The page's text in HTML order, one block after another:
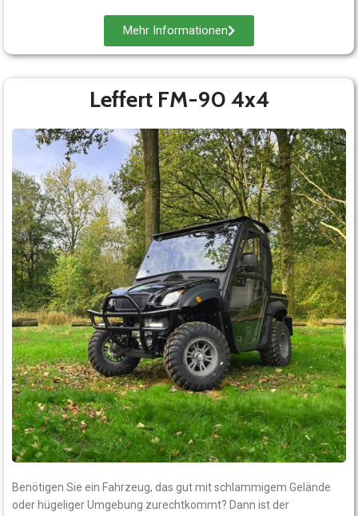
Mehr Informationen
Leffert FM-90 4x4
Benötigen Sie ein Fahrzeug, das gut mit schlammigem Gelände
oder hügeliger Umgebung zurechtkommt? Dann ist der